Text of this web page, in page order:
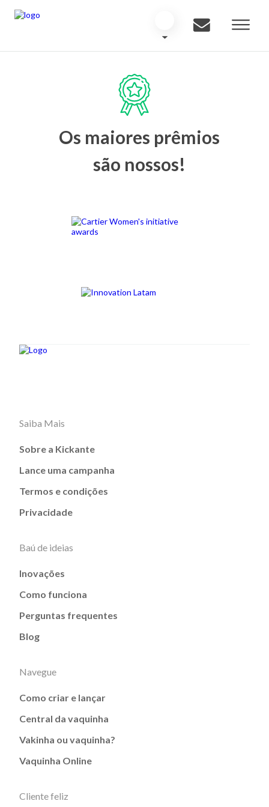
Os maiores prêmios
são nossos!
Saiba Mais
Sobre a Kickante
Lance uma campanha
Termos e condições
Privacidade
Baú de ideias
Inovações
Como funciona
Perguntas frequentes
Blog
Navegue
Como criar e lançar
Central da vaquinha
Vakinha ou vaquinha?
Vaquinha Online
Cliente feliz